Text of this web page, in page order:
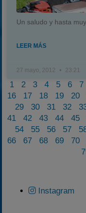
Un saludo y hasta
LEER MÁS
27 mayo, 2012 23:21
1 2 3 4 5 6 7
16
17 18 19 20
29
30 31 32
41
42 43 44 45
54
55 56 57
66
67 68 69 70
Instagram